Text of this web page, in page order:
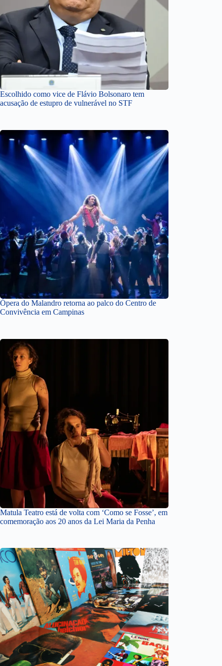
Escolhido como vice de Flávio Bolsonaro tem
acusação de estupro de vulnerável no STF
Ópera do Malandro retorna ao palco do Centro de
Convivência em Campinas
Matula Teatro está de volta com ‘Como se Fosse’, em
comemoração aos 20 anos da Lei Maria da Penha